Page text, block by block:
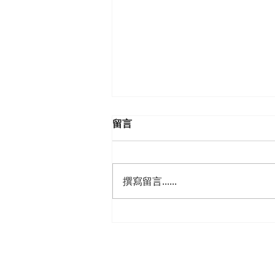
面占與函批的區別
留言
撰寫留言......